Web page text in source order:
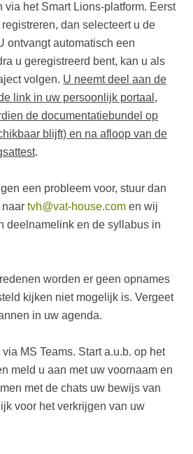
via het Smart Lions-platform. Eerst
dan selecteert u de
ontvangt automatisch een
u geregistreerd bent, kan u als
volgen. U neemt deel aan de
link in uw persoonlijk portaal,
de documentatiebundel op
blijft) en na afloop van de
.
een probleem voor, stuur dan
tvh@vat-house.com en wij
deelnamelink en de syllabus in
worden er geen opnames
kijken niet mogelijk is. Vergeet
in uw agenda.
MS Teams. Start a.u.b. op het
meld u aan met uw voornaam en
met de chats uw bewijs van
voor het verkrijgen van uw